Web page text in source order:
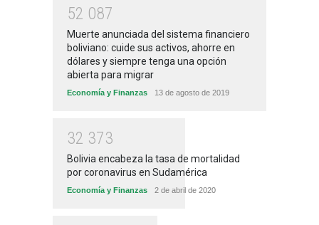
52 087
Muerte anunciada del sistema financiero
boliviano: cuide sus activos, ahorre en
dólares y siempre tenga una opción
abierta para migrar
Economía y Finanzas 13 de agosto de 2019
32 373
Bolivia encabeza la tasa de mortalidad
por coronavirus en Sudamérica
Economía y Finanzas 2 de abril de 2020